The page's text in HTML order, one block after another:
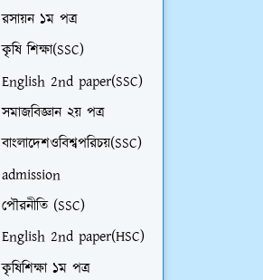
রসায়ন ১ম পত্র
কৃষি শিক্ষা(SSC)
English 2nd paper(SSC)
সমাজবিজ্ঞান ২য় পত্র
বাংলাদেশওবিশ্বপরিচয়(SSC)
admission
পৌরনীতি (SSC)
English 2nd paper(HSC)
কৃষিশিক্ষা ১ম পত্র